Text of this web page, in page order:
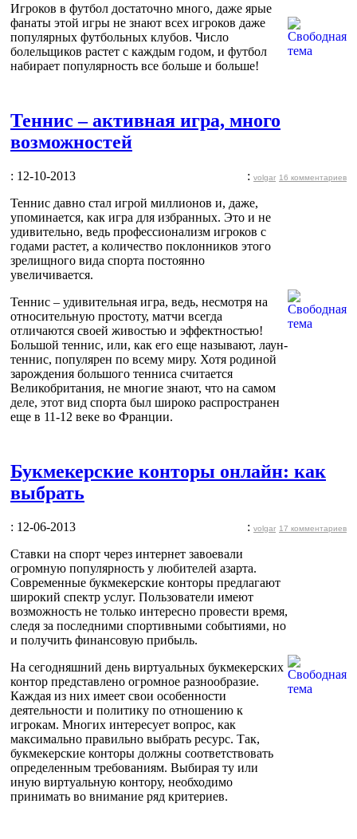
Игроков в футбол достаточно много, даже ярые
фанаты этой игры не знают всех игроков даже
популярных футбольных клубов. Число
болельщиков растет с каждым годом, и футбол
набирает популярность все больше и больше!
Теннис – активная игра, много
возможностей
: 12-10-2013 : volgar 16 комментариев
Теннис давно стал игрой миллионов и, даже,
упоминается, как игра для избранных. Это и не
удивительно, ведь профессионализм игроков с
годами растет, а количество поклонников этого
зрелищного вида спорта постоянно
увеличивается.
Теннис – удивительная игра, ведь, несмотря на
относительную простоту, матчи всегда
отличаются своей живостью и эффектностью!
Большой теннис, или, как его еще называют, лаун-
теннис, популярен по всему миру. Хотя родиной
зарождения большого тенниса считается
Великобритания, не многие знают, что на самом
деле, этот вид спорта был широко распространен
еще в 11-12 веке во Франции.
Букмекерские конторы онлайн: как
выбрать
: 12-06-2013 : volgar 17 комментариев
Ставки на спорт через интернет завоевали
огромную популярность у любителей азарта.
Современные букмекерские конторы предлагают
широкий спектр услуг. Пользователи имеют
возможность не только интересно провести время,
следя за последними спортивными событиями, но
и получить финансовую прибыль.
На сегодняшний день виртуальных букмекерских
контор представлено огромное разнообразие.
Каждая из них имеет свои особенности
деятельности и политику по отношению к
игрокам. Многих интересует вопрос, как
максимально правильно выбрать ресурс. Так,
букмекерские конторы должны соответствовать
определенным требованиям. Выбирая ту или
иную виртуальную контору, необходимо
принимать во внимание ряд критериев.